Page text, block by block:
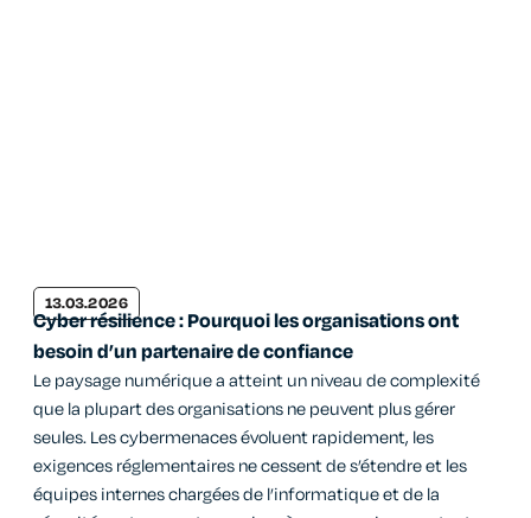
13.03.2026
Cyber résilience : Pourquoi les organisations ont
besoin d’un partenaire de confiance
Le paysage numérique a atteint un niveau de complexité
que la plupart des organisations ne peuvent plus gérer
seules. Les cybermenaces évoluent rapidement, les
exigences réglementaires ne cessent de s’étendre et les
équipes internes chargées de l’informatique et de la